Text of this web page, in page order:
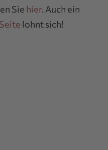
Sie hier. Auch ein
lohnt sich!